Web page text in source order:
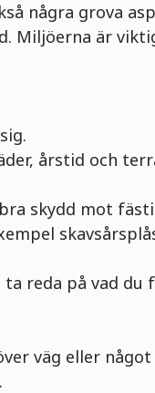
några grova
Miljöerna är
årstid och
skydd mot
reda på vad du
väg eller